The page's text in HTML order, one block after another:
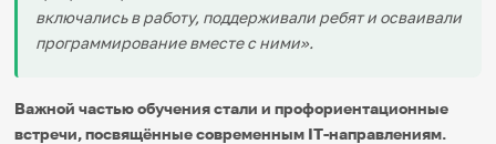
включались в работу, поддерживали ребят и осваивали
программирование вместе с ними».
Важной частью обучения стали и профориентационные
встречи, посвящённые современным IT-направлениям.